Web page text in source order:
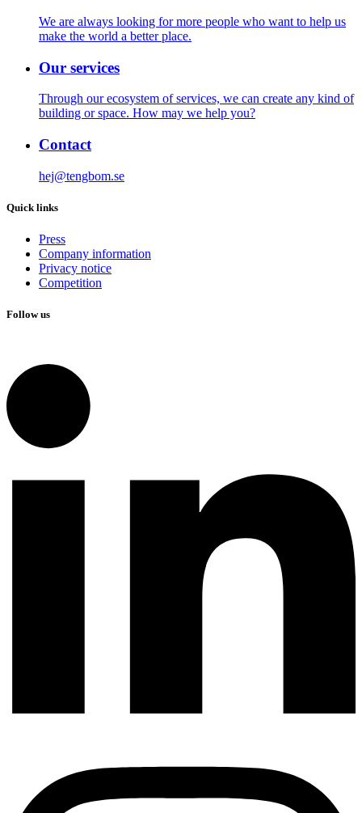
We are always looking for more people who want to help us
make the world a better place.
Our services
Through our ecosystem of services, we can create any kind of
building or space. How may we help you?
Contact
hej@tengbom.se
Quick links
Press
Company information
Privacy notice
Competition
Follow us